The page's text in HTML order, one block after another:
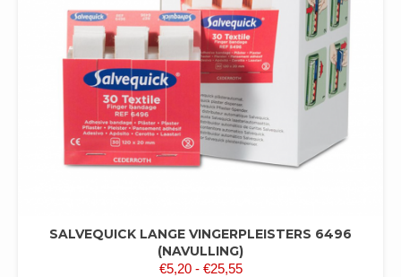
SALVEQUICK LANGE VINGERPLEISTERS 6496
(NAVULLING)
€5,20 - €25,55PRIJSKLASSE: